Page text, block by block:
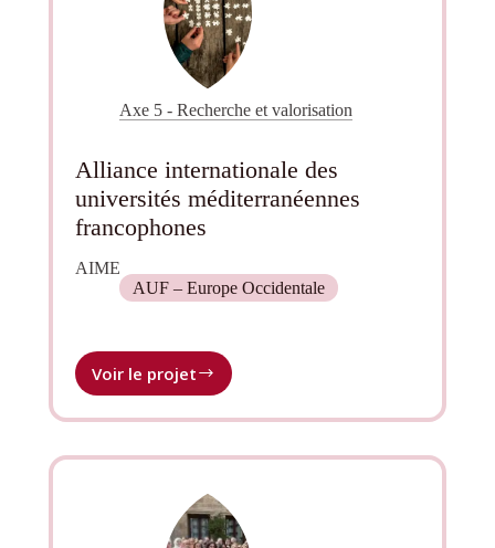
multidisciplinaire ;
Usages
Plantes
Aromatiques
Médicinales
(PAM)
dans
le
Axe 5 - Recherche et valorisation
Alliance internationale des
universités méditerranéennes
francophones
AIME
AUF – Europe Occidentale
Voir le projet
Alliance
des
francophones